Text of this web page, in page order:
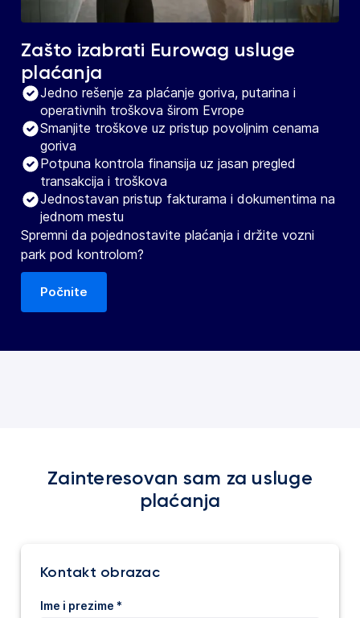
Zašto izabrati Eurowag usluge
plaćanja
Jedno rešenje za plaćanje goriva, putarina i
operativnih troškova širom Evrope
Smanjite troškove uz pristup povoljnim cenama
goriva
Potpuna kontrola finansija uz jasan pregled
transakcija i troškova
Jednostavan pristup fakturama i dokumentima na
jednom mestu
Spremni da pojednostavite plaćanja i držite vozni
park pod kontrolom?
Počnite
Zainteresovan sam za usluge
plaćanja
Kontakt obrazac
Ime i prezime *